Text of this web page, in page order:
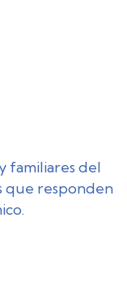
familiares del
que responden